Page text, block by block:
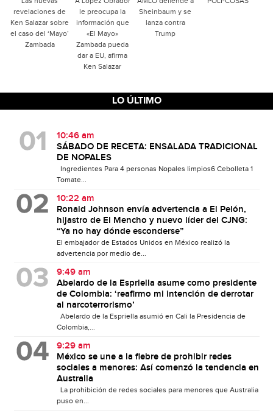
revelaciones de
Ken Salazar sobre
el caso del ‘Mayo’
Zambada
le preocupa la
información que
«El Mayo»
Zambada pueda
dar a EU, afirma
Ken Salazar
Sheinbaum y se
lanza contra
Trump
LO ÚLTIMO
10:46 am
SÁBADO DE RECETA: ENSALADA TRADICIONAL
DE NOPALES
Ingredientes Para 4 personas Nopales limpios6 Cebolleta 1
Tomate...
10:22 am
Ronald Johnson envía advertencia a El Pelón,
hijastro de El Mencho y nuevo líder del CJNG:
“Ya no hay dónde esconderse”
El embajador de Estados Unidos en México realizó la
advertencia por medio de...
9:49 am
Abelardo de la Espriella asume como presidente
de Colombia: ‘reafirmo mi intención de derrotar
al narcoterrorismo’
Abelardo de la Espriella asumió en Cali la Presidencia de
Colombia,...
9:29 am
México se une a la fiebre de prohibir redes
sociales a menores: Así comenzó la tendencia en
Australia
La prohibición de redes sociales para menores que Australia
puso en...